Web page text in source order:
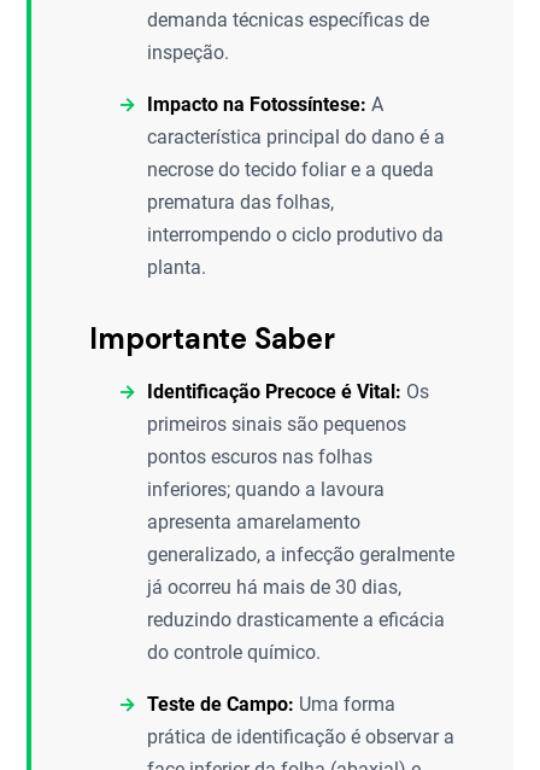
demanda técnicas específicas de
inspeção.
Impacto na Fotossíntese: A
característica principal do dano é a
necrose do tecido foliar e a queda
prematura das folhas,
interrompendo o ciclo produtivo da
planta.
Importante Saber
Identificação Precoce é Vital: Os
primeiros sinais são pequenos
pontos escuros nas folhas
inferiores; quando a lavoura
apresenta amarelamento
generalizado, a infecção geralmente
já ocorreu há mais de 30 dias,
reduzindo drasticamente a eficácia
do controle químico.
Teste de Campo: Uma forma
prática de identificação é observar a